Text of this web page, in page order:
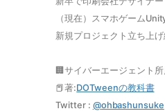
（現在）スマホゲーム
新規プロジェクト立ち上
🏢サイバーエージェント所
📕著:DOTweenの教科書
Twitter : @ohbashunsuke